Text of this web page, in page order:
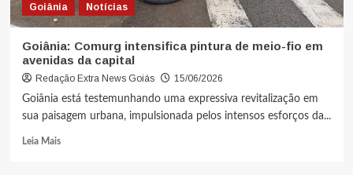
Goiânia Notícias
Goiânia: Comurg intensifica pintura de meio-fio em
avenidas da capital
Redação Extra News Goiás
15/06/2026
Goiânia está testemunhando uma expressiva revitalização em
sua paisagem urbana, impulsionada pelos intensos esforços da...
Leia Mais